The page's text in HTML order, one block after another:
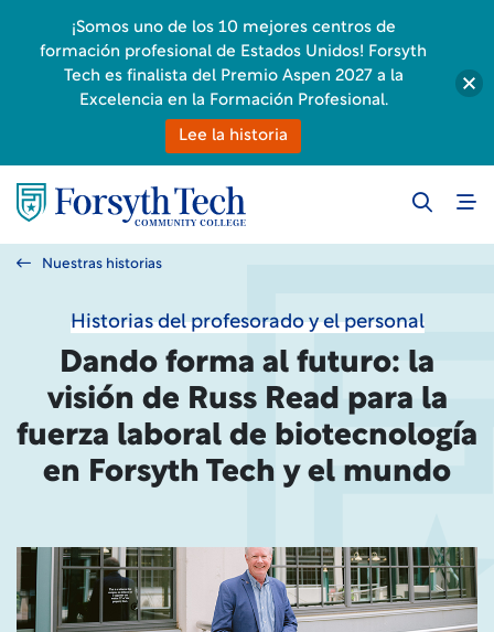
Nuestras historias
Historias del profesorado y el personal
Dando forma al futuro: la
visión de Russ Read para la
fuerza laboral de biotecnología
en Forsyth Tech y el mundo
¡Somos uno de los 10 mejores centros de
formación profesional de Estados Unidos! Forsyth
Tech es finalista del Premio Aspen 2027 a la
Excelencia en la Formación Profesional.
Lee la historia